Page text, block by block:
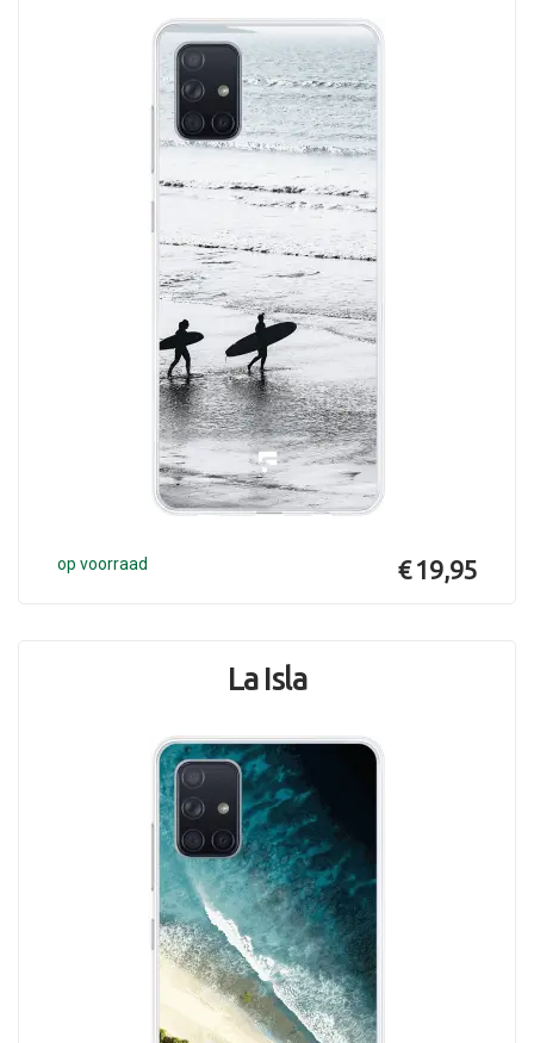
op voorraad € 19,95
La Isla